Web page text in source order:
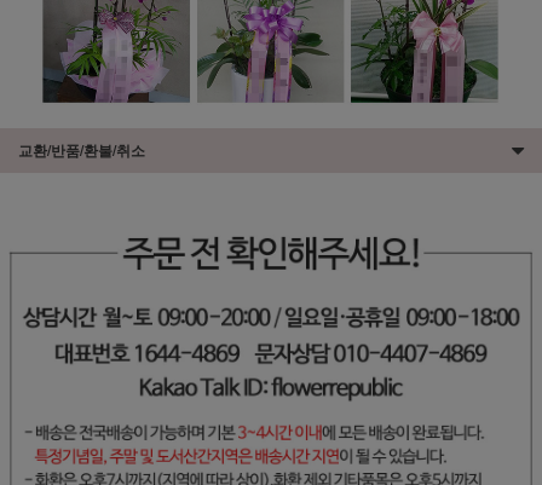
교환/반품/환불/취소